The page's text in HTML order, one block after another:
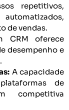
repetitivos,
de vendas.
CRM oferece
desempenho e
A capacidade
de
competitiva